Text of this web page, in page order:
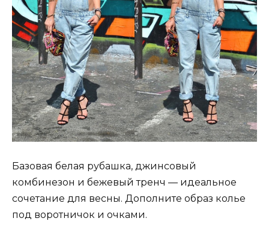
Базовая белая рубашка, джинсовый
комбинезон и бежевый тренч — идеальное
сочетание для весны. Дополните образ колье
под воротничок и очками.